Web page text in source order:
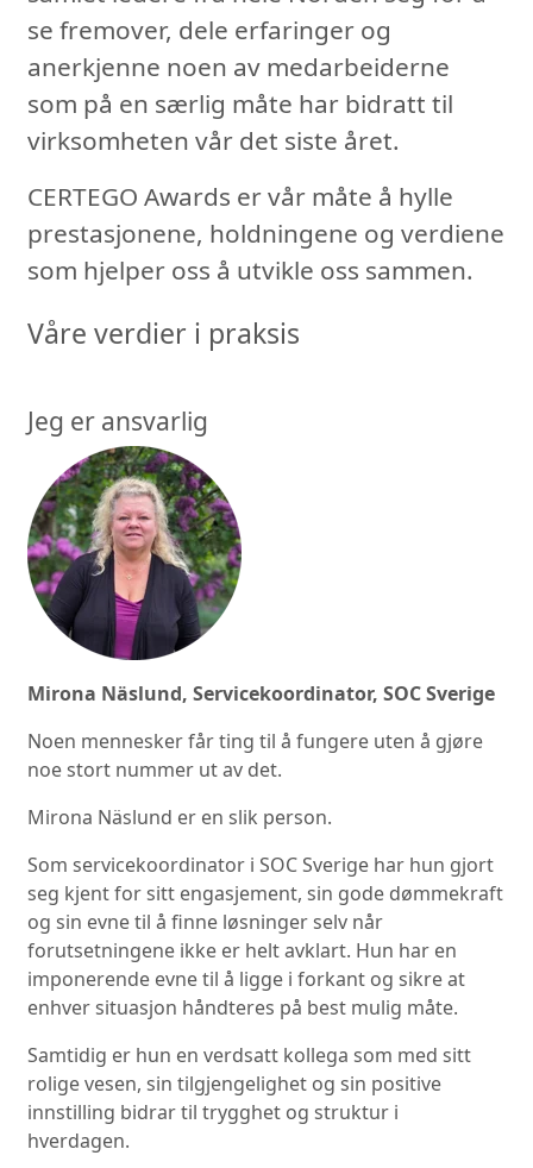
se fremover, dele erfaringer og
anerkjenne noen av medarbeiderne
som på en særlig måte har bidratt til
virksomheten vår det siste året.
CERTEGO Awards er vår måte å hylle
prestasjonene, holdningene og verdiene
som hjelper oss å utvikle oss sammen.
Våre verdier i praksis
Jeg er ansvarlig
Mirona Näslund, Servicekoordinator, SOC Sverige
Noen mennesker får ting til å fungere uten å gjøre
noe stort nummer ut av det.
Mirona Näslund er en slik person.
Som servicekoordinator i SOC Sverige har hun gjort
seg kjent for sitt engasjement, sin gode dømmekraft
og sin evne til å finne løsninger selv når
forutsetningene ikke er helt avklart. Hun har en
imponerende evne til å ligge i forkant og sikre at
enhver situasjon håndteres på best mulig måte.
Samtidig er hun en verdsatt kollega som med sitt
rolige vesen, sin tilgjengelighet og sin positive
innstilling bidrar til trygghet og struktur i
hverdagen.